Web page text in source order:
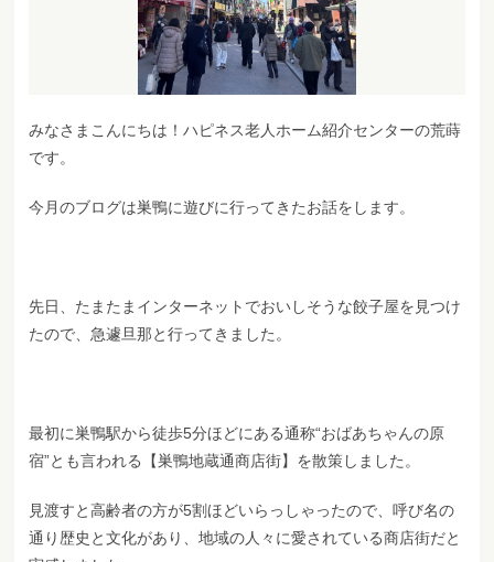
みなさまこんにちは！ハピネス老人ホーム紹介センターの荒蒔
です。
今月のブログは巣鴨に遊びに行ってきたお話をします。
先日、たまたまインターネットでおいしそうな餃子屋を見つけ
たので、急遽旦那と行ってきました。
最初に巣鴨駅から徒歩5分ほどにある通称“おばあちゃんの原
宿”とも言われる【巣鴨地蔵通商店街】を散策しました。
見渡すと高齢者の方が5割ほどいらっしゃったので、呼び名の
通り歴史と文化があり、地域の人々に愛されている商店街だと